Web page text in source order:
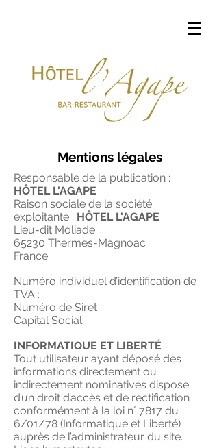
Mentions légales
Responsable de la publication :
HÔTEL L'AGAPE
Raison sociale de la société
exploitante : HÔTEL L'AGAPE
Lieu-dit Moliade
65230 Thermes-Magnoac
France
Numéro individuel d’identification de
TVA :
Numéro de Siret :
Capital Social :
INFORMATIQUE ET LIBERTÉ
Tout utilisateur ayant déposé des
informations directement ou
indirectement nominatives dispose
d’un droit d’accès et de rectification
conformément à la loi n° 7817 du
6/01/78 (Informatique et Liberté)
auprès de l’administrateur du site.